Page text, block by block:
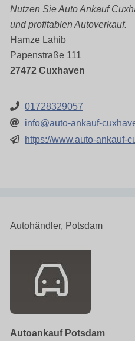
Nutzen Sie Auto Ankauf
und profitablen Autoverkauf.
Hamze Lahib
Papenstraße 111
27472 Cuxhaven
01728329057
info@auto-ankauf-
https://www.auto-ankauf-
Autohändler, Potsdam
Autoankauf Potsdam